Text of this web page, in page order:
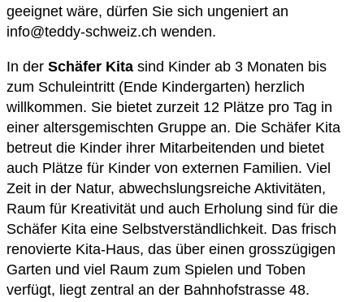
geeignet wäre, dürfen Sie sich ungeniert an
info@teddy-schweiz.ch wenden.
In der Schäfer Kita sind Kinder ab 3 Monaten bis
zum Schuleintritt (Ende Kindergarten) herzlich
willkommen. Sie bietet zurzeit 12 Plätze pro Tag in
einer altersgemischten Gruppe an. Die Schäfer Kita
betreut die Kinder ihrer Mitarbeitenden und bietet
auch Plätze für Kinder von externen Familien. Viel
Zeit in der Natur, abwechslungsreiche Aktivitäten,
Raum für Kreativität und auch Erholung sind für die
Schäfer Kita eine Selbstverständlichkeit. Das frisch
renovierte Kita-Haus, das über einen grosszügigen
Garten und viel Raum zum Spielen und Toben
verfügt, liegt zentral an der Bahnhofstrasse 48.